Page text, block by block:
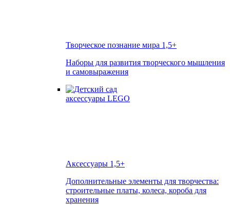
Творческое познание мира 1,5+
Наборы для развития творческого мышления
и самовыражения
Аксессуары 1,5+
Дополнительные элементы для творчества:
строительные платы, колеса, короба для
хранения